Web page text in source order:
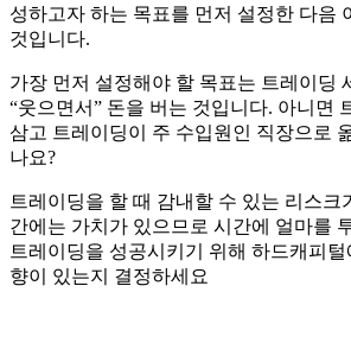
성하고자 하는 목표를 먼저 설정한 다음
것입니다.
가장 먼저 설정해야 할 목표는 트레이딩
“웃으면서” 돈을 버는 것입니다. 아니면
삼고 트레이딩이 주 수입원인 직장으로
나요?
트레이딩을 할 때 감내할 수 있는 리스크
간에는 가치가 있으므로 시간에 얼마를
트레이딩을 성공시키기 위해 하드캐피털
향이 있는지 결정하세요